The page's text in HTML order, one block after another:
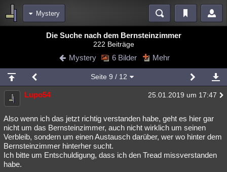
Mystery
Blogs Videos
Chat Wiki Neuigkeiten
meine Rubriken
Menschen Mystery Kriminalfälle
Spiritualität Verschwörungen Technologie Ufologie
Natur Umfragen Unterhaltung
weitere Rubriken
Philosophie
Die Suche nach dem Bernsteinzimmer
222 Beiträge
Mystery 6 Bilder Mehr
Seite 9 / 12
Lupo54 25.01.2019 um 17:47
Also wenn ich das jetzt richtig verstanden habe, geht es hier gar
nicht um das Bernsteinzimmer, auch nicht wirklich um seinen
Verbleib, sondern um einen Austausch darüber, wer wo hinter dem
Bernsteinzimmer hinterher sucht.
Ich bitte um Entschuldigung, dass ich den Tread missverstanden
habe.